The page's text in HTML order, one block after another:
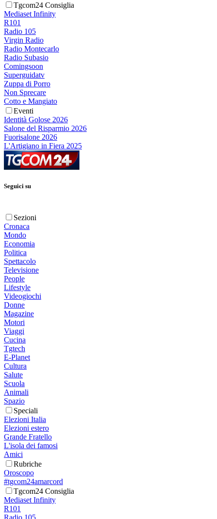
Tgcom24 Consiglia
Mediaset Infinity
R101
Radio 105
Virgin Radio
Radio Montecarlo
Radio Subasio
Comingsoon
Superguidatv
Zuppa di Porro
Non Sprecare
Cotto e Mangiato
Eventi
Identità Golose 2026
Salone del Risparmio 2026
Fuorisalone 2026
L'Artigiano in Fiera 2025
Seguici su
Sezioni
Cronaca
Mondo
Economia
Politica
Spettacolo
Televisione
People
Lifestyle
Videogiochi
Donne
Magazine
Motori
Viaggi
Cucina
Tgtech
E-Planet
Cultura
Salute
Scuola
Animali
Spazio
Speciali
Elezioni Italia
Elezioni estero
Grande Fratello
L'isola dei famosi
Amici
Rubriche
Oroscopo
#tgcom24amarcord
Tgcom24 Consiglia
Mediaset Infinity
R101
Radio 105